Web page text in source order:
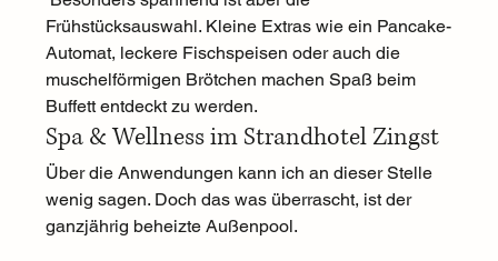
Frühstücksauswahl. Kleine Extras wie ein Pancake-
Automat, leckere Fischspeisen oder auch die
muschelförmigen Brötchen machen Spaß beim
Buffett entdeckt zu werden.
Spa & Wellness im Strandhotel Zingst
Über die Anwendungen kann ich an dieser Stelle
wenig sagen. Doch das was überrascht, ist der
ganzjährig beheizte Außenpool.